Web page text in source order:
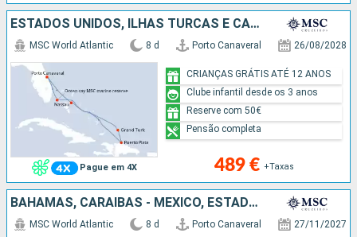
ESTADOS UNIDOS, ILHAS TURCAS E CAICOS, REPÚBLICA DOMINICANA, BAHAMAS
Pague em 4X
MSC World Atlantic 8 d Porto Canaveral 26/08/2028
489 € +Taxas
CRIANÇAS GRÁTIS ATÉ 12 ANOS
Clube infantil desde os 3 anos
Reserve com 50€
Pensão completa
BAHAMAS, CARAIBAS - MEXICO, ESTADOS UNIDOS
MSC World Atlantic 8 d Porto Canaveral 27/11/2027